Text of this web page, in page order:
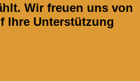
Wir freuen uns von
Ihre Unterstützung